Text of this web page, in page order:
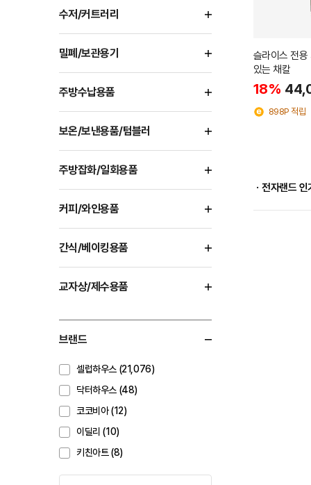
수저/커트러리
밀폐/보관용기
주방수납용품
보온/보낸용품/텀블러
주방잡화/일회용품
커피/와인용품
간식/베이킹용품
교자상/제수용품
브랜드
셀럽하우스 (21,076)
닥터하우스 (48)
코코비아 (12)
이딜리 (10)
키친아트 (8)
슬라이스 전용
있는 채칼
18%
898P 적립
ㆍ전자랜드 인